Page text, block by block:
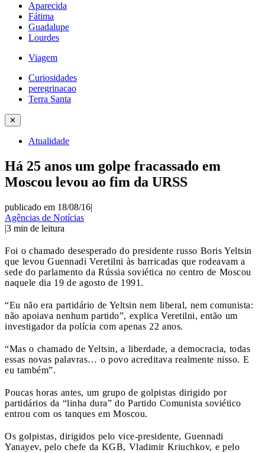
Aparecida
Fátima
Guadalupe
Lourdes
Viagem
Curiosidades
peregrinacao
Terra Santa
✕
Atualidade
Há 25 anos um golpe fracassado em
Moscou levou ao fim da URSS
publicado em 18/08/16|
Agências de Notícias
|3 min de leitura
Foi o chamado desesperado do presidente russo Boris Yeltsin
que levou Guennadi Veretilni às barricadas que rodeavam a
sede do parlamento da Rússia soviética no centro de Moscou
naquele dia 19 de agosto de 1991.
“Eu não era partidário de Yeltsin nem liberal, nem comunista:
não apoiava nenhum partido”, explica Veretilni, então um
investigador da polícia com apenas 22 anos.
“Mas o chamado de Yeltsin, a liberdade, a democracia, todas
essas novas palavras… o povo acreditava realmente nisso. E
eu também”.
Poucas horas antes, um grupo de golpistas dirigido por
partidários da “linha dura” do Partido Comunista soviético
entrou com os tanques em Moscou.
Os golpistas, dirigidos pelo vice-presidente, Guennadi
Yanayev, pelo chefe da KGB, Vladimir Kriuchkov, e pelo